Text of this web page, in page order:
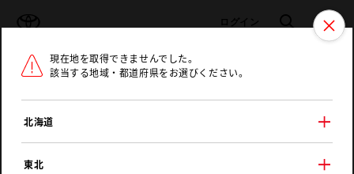
ログイン 検索 メニュ
ラインアップ オーナーサポート
現在地を取得できませんでした。
該当する地域・都道府県をお選びください。
北海道
東北
トヨタ認定中古車 メニュー